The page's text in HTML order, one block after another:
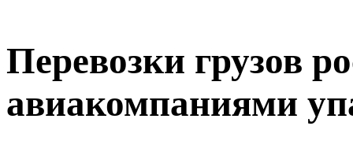
Перевозки грузов
авиакомпаниями